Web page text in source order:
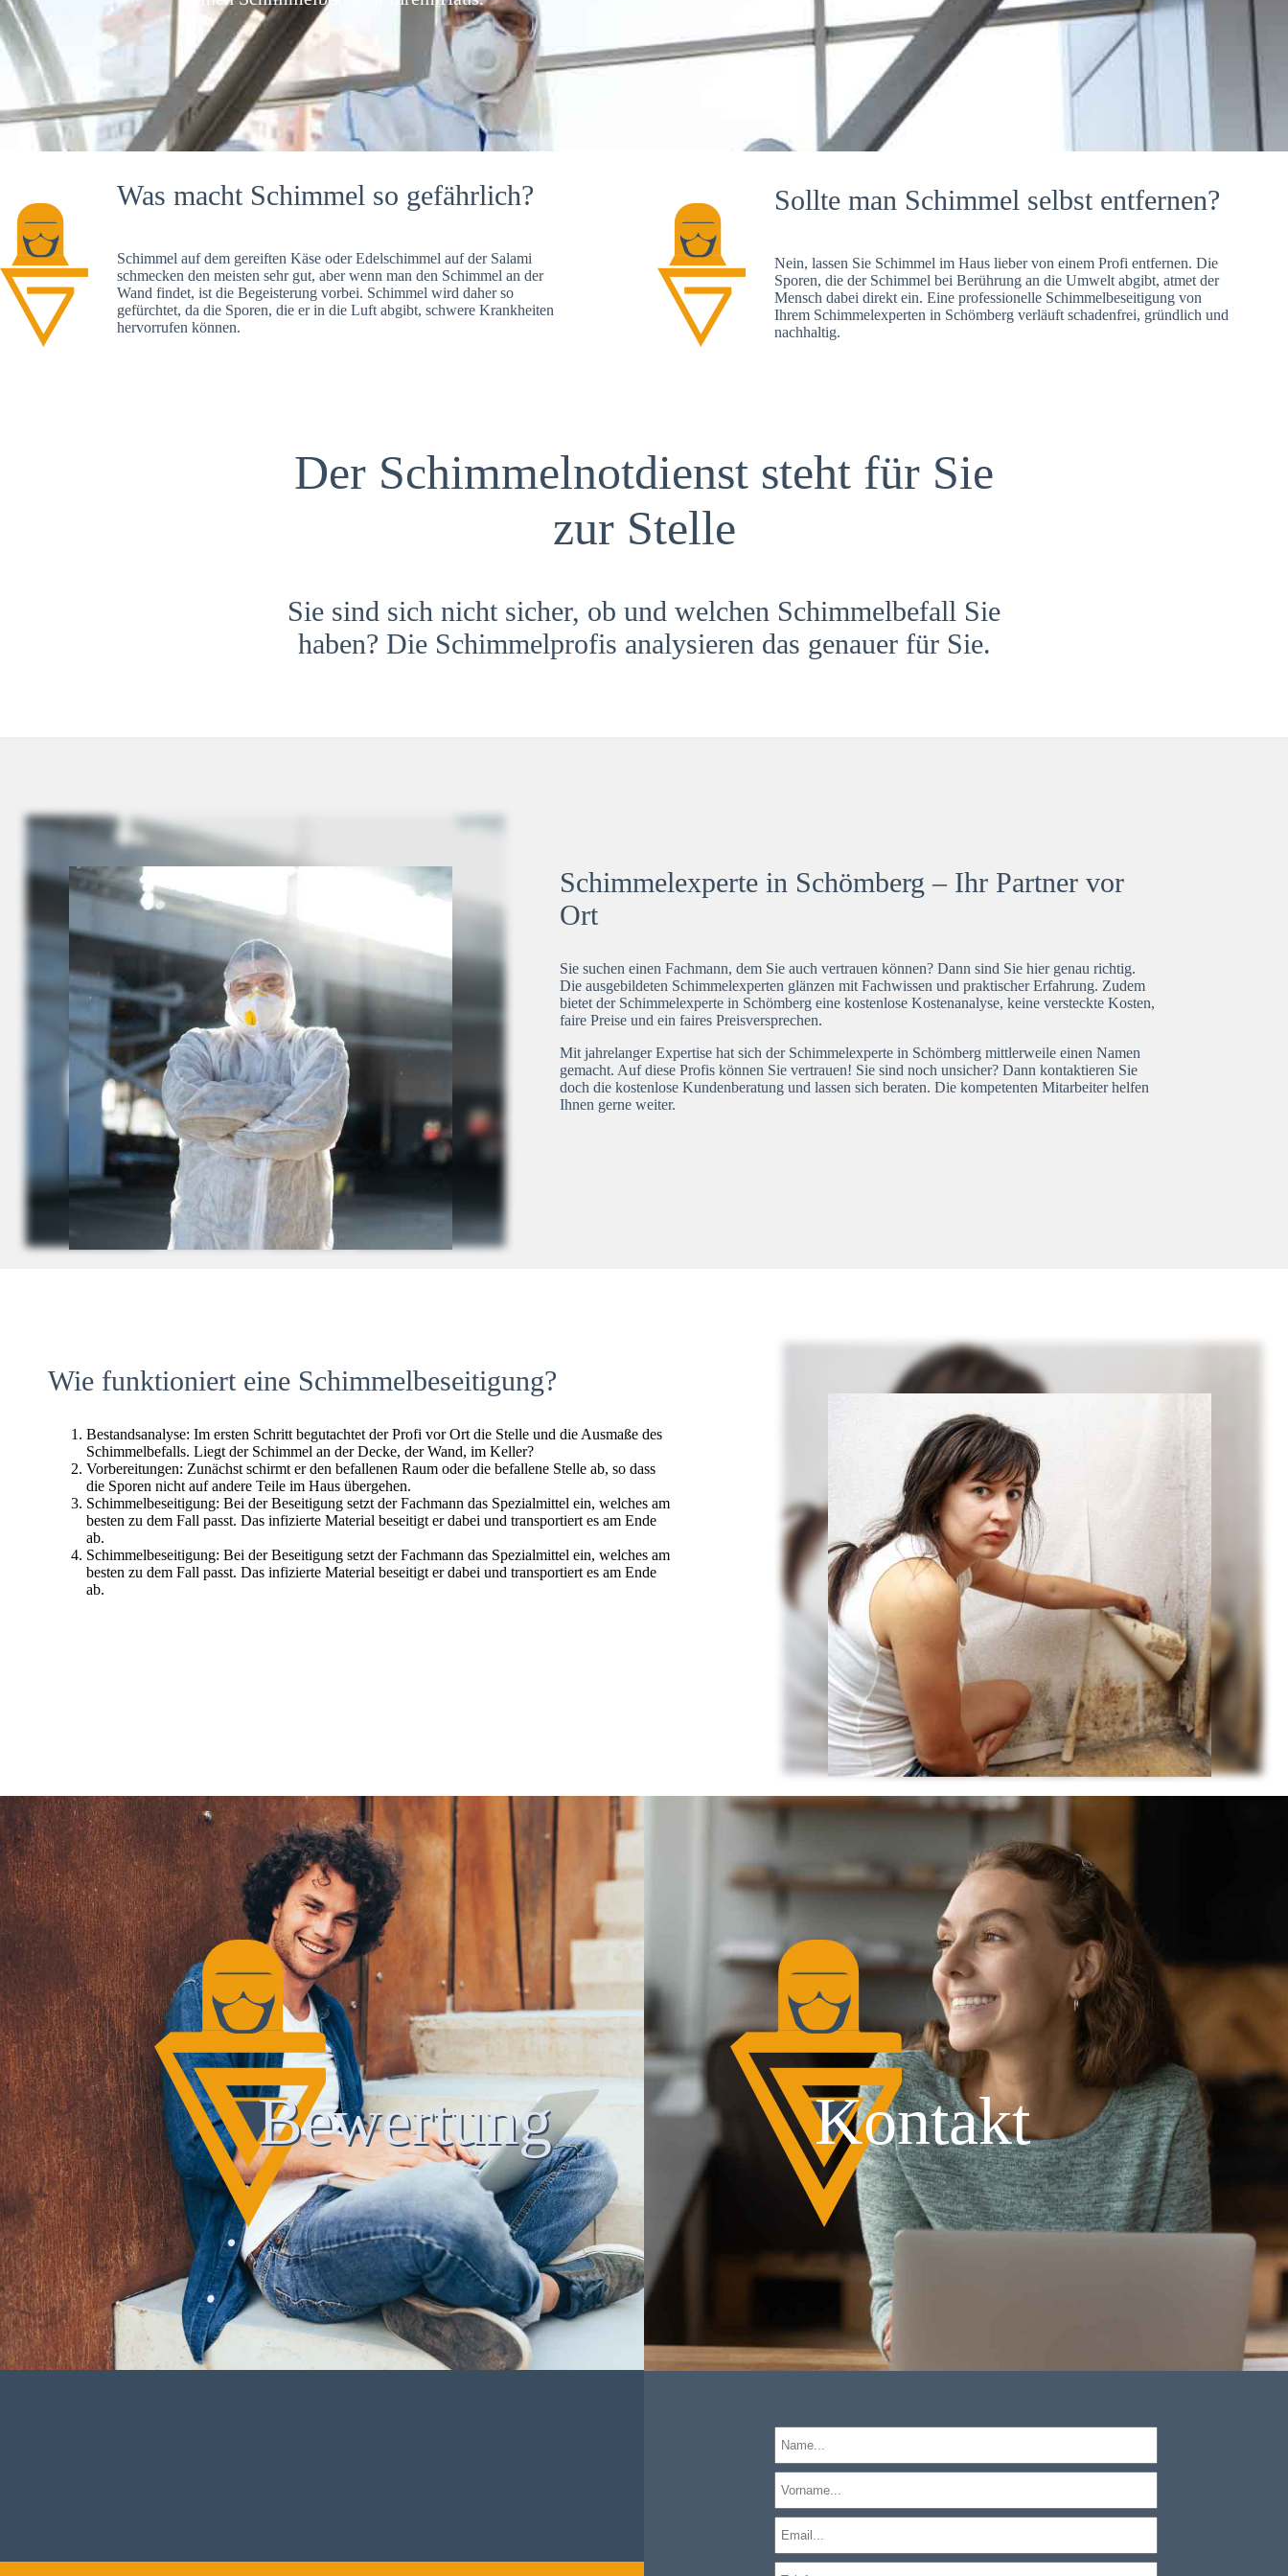
Was macht Schimmel so gefährlich?
Schimmel auf dem gereiften Käse oder Edelschimmel auf der Salami
schmecken den meisten sehr gut, aber wenn man den Schimmel an der
Wand findet, ist die Begeisterung vorbei. Schimmel wird daher so
gefürchtet, da die Sporen, die er in die Luft abgibt, schwere Krankheiten
hervorrufen können.
Sollte man Schimmel selbst entfernen?
Nein, lassen Sie Schimmel im Haus lieber von einem Profi entfernen. Die
Sporen, die der Schimmel bei Berührung an die Umwelt abgibt, atmet der
Mensch dabei direkt ein. Eine professionelle Schimmelbeseitigung von
Ihrem Schimmelexperten in Schömberg verläuft schadenfrei, gründlich und
nachhaltig.
Der Schimmelnotdienst steht für Sie
zur Stelle
Sie sind sich nicht sicher, ob und welchen Schimmelbefall Sie
haben? Die Schimmelprofis analysieren das genauer für Sie.
Schimmelexperte in Schömberg – Ihr Partner vor
Ort
Sie suchen einen Fachmann, dem Sie auch vertrauen können? Dann sind Sie hier genau richtig.
Die ausgebildeten Schimmelexperten glänzen mit Fachwissen und praktischer Erfahrung. Zudem
bietet der Schimmelexperte in Schömberg eine kostenlose Kostenanalyse, keine versteckte Kosten,
faire Preise und ein faires Preisversprechen.
Mit jahrelanger Expertise hat sich der Schimmelexperte in Schömberg mittlerweile einen Namen
gemacht. Auf diese Profis können Sie vertrauen! Sie sind noch unsicher? Dann kontaktieren Sie
doch die kostenlose Kundenberatung und lassen sich beraten. Die kompetenten Mitarbeiter helfen
Ihnen gerne weiter.
Wie funktioniert eine Schimmelbeseitigung?
Bestandsanalyse: Im ersten Schritt begutachtet der Profi vor Ort die Stelle und die Ausmaße des
Schimmelbefalls. Liegt der Schimmel an der Decke, der Wand, im Keller?
Vorbereitungen: Zunächst schirmt er den befallenen Raum oder die befallene Stelle ab, so dass
die Sporen nicht auf andere Teile im Haus übergehen.
Schimmelbeseitigung: Bei der Beseitigung setzt der Fachmann das Spezialmittel ein, welches am
besten zu dem Fall passt. Das infizierte Material beseitigt er dabei und transportiert es am Ende
ab.
Schimmelbeseitigung: Bei der Beseitigung setzt der Fachmann das Spezialmittel ein, welches am
besten zu dem Fall passt. Das infizierte Material beseitigt er dabei und transportiert es am Ende
ab.
Bewertung Kontakt